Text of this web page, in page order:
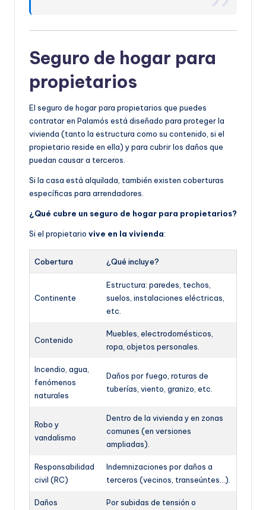
Seguro de hogar para
propietarios
El seguro de hogar para propietarios que puedes
contratar en Palamós está diseñado para proteger la
vivienda (tanto la estructura como su contenido, si el
propietario reside en ella) y para cubrir los daños que
puedan causar a terceros.
Si la casa está alquilada, también existen coberturas
específicas para arrendadores.
¿Qué cubre un seguro de hogar para propietarios?
Si el propietario vive en la vivienda:
Cobertura ¿Qué incluye?
Continente
Estructura: paredes, techos,
suelos, instalaciones eléctricas,
etc.
Contenido
Muebles, electrodomésticos,
ropa, objetos personales.
Incendio, agua,
fenómenos
naturales
Daños por fuego, roturas de
tuberías, viento, granizo, etc.
Robo y
vandalismo
Dentro de la vivienda y en zonas
comunes (en versiones
ampliadas).
Responsabilidad
civil (RC)
Indemnizaciones por daños a
terceros (vecinos, transeúntes…).
Daños
Por subidas de tensión o